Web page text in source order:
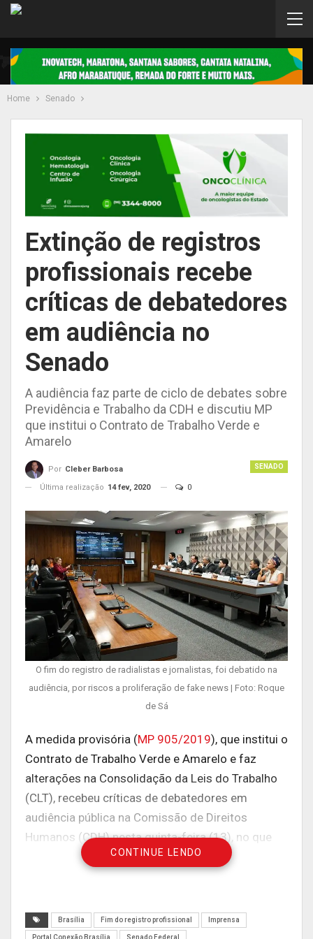
Home Senado
Extinção de registros
profissionais recebe
críticas de debatedores
em audiência no
Senado
A audiência faz parte de ciclo de debates sobre
Previdência e Trabalho da CDH e discutiu MP
que institui o Contrato de Trabalho Verde e
Amarelo
SENADO
Por Cleber Barbosa
Última realização 14 fev, 2020 0
O fim do registro de radialistas e jornalistas, foi debatido na
audiência, por riscos a proliferação de fake news | Foto: Roque
de Sá
A medida provisória (MP 905/2019), que institui o
Contrato de Trabalho Verde e Amarelo e faz
alterações na Consolidação da Leis do Trabalho
(CLT), recebeu críticas de debatedores em
audiência pública na Comissão de Direitos
Humanos (CDH) nesta quinta-feira (13), no que
diz respeito à extinção de registros profissionais,
ponto polêmico da MP. O presidente do Sindicato
Antonio Arguelho Clemente, afirmou que o fim do
registro profissional de radialistas e jornalistas,
CONTINUE LENDO
Brasília Fim do registro profissional Imprensa
Portal Conexão Brasília Senado Federal